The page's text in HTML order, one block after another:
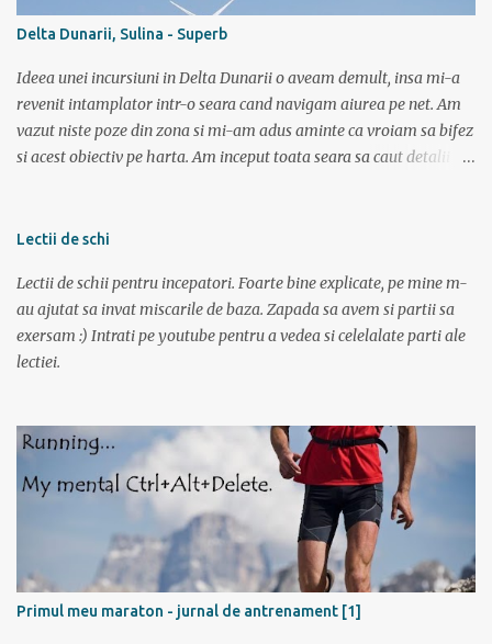
trebuie sa si inot, iar in bazin acest lucru chiar imi place. Dar daca
vreau triatlon trebuie sa inot si in lac, mai ales in lac. Văleu! Hai ca
n-o fi ala negru asa de negru (negr...
Delta Dunarii, Sulina - Superb
Ideea unei incursiuni in Delta Dunarii o aveam demult, insa mi-a
revenit intamplator intr-o seara cand navigam aiurea pe net. Am
vazut niste poze din zona si mi-am adus aminte ca vroiam sa bifez
si acest obiectiv pe harta. Am inceput toata seara sa caut detalii pe
monstrul” care a pus capac. Dupa superba tura in muntii Sureanu (
Bucuresti spre Tulcea cu acceleratul de la 5:40, pe care l-am prins la
mustata intrucat primul metrou vine la ora 5. Trenul a fost foarte
aglomerat, multa lume mergand la Sfantu Gheorghe unde luni
incepea festivalul de film Anonimul. Pe geam am vazut
una cu 3 persoane; spre norocul nostru toti se inghesuiau sa ia
bilete spre Sf. Gheorg...
Lectii de schi
Lectii de schii pentru incepatori. Foarte bine explicate, pe mine m-
au ajutat sa invat miscarile de baza. Zapada sa avem si partii sa
exersam :) Intrati pe youtube pentru a vedea si celelalate parti ale
lectiei.
Primul meu maraton - jurnal de antrenament [1]